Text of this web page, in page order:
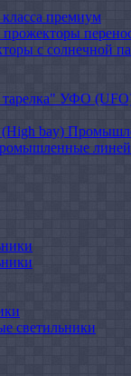
премиум
с солнечной
светильники